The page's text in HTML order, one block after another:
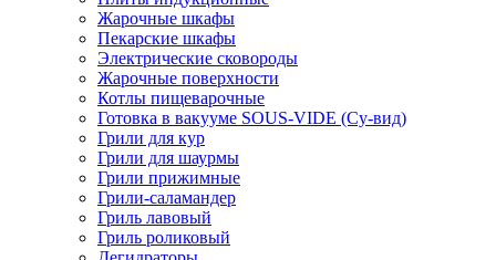
Жарочные шкафы
Пекарские шкафы
Электрические сковороды
Жарочные поверхности
Котлы пищеварочные
Готовка в вакууме SOUS-VIDE (Су-вид)
Грили для кур
Грили для шаурмы
Грили прижимные
Грили-саламандер
Гриль лавовый
Гриль роликовый